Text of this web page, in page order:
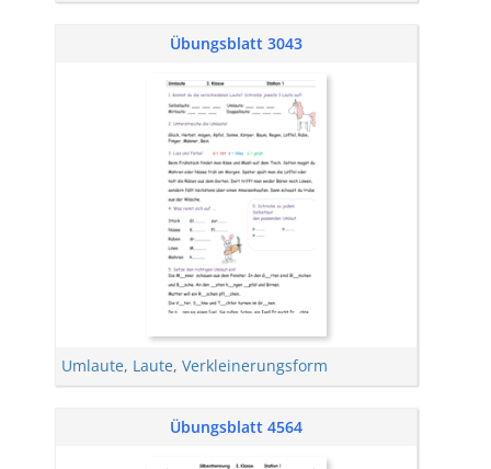
Übungsblatt 3043
Umlaute, Laute, Verkleinerungsform
Übungsblatt 4564